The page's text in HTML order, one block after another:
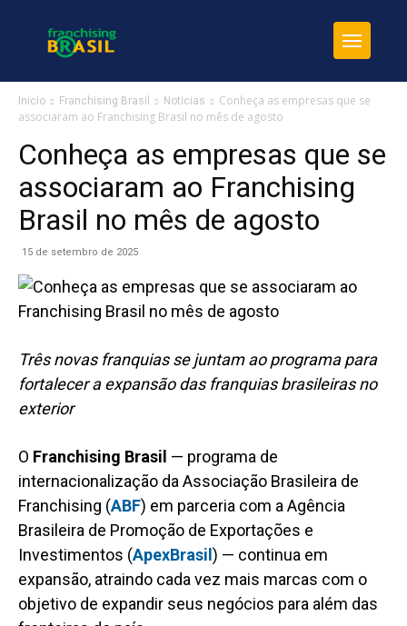
Inicio Franchising Brasil Noticias
Conheça as empresas que se
associaram ao Franchising Brasil no mês de agosto
Conheça as empresas que se
associaram ao Franchising
Brasil no mês de agosto
15 de setembro de 2025
Três novas franquias se juntamao programapara
fortalecer a expansão das franquias brasileiras no
exterior
O Franchising Brasil — programa de
internacionalização da Associação Brasileira de
Franchising (ABF) em parceria com a Agência
Brasileira de Promoção de Exportações e
Investimentos (ApexBrasil ) — continua em
expansão, atraindo cada vez mais marcas com o
objetivo de expandir seus negócios para além das